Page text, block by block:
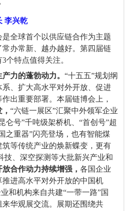
李兴乾
全球首个以供应链合作为主题
办常新、越办越好。第四届链
3个特点值得关注。
力的蓬勃动力。 “十五五”规划纲
、扩大高水平对外开放、促进
出重要部署。本届链博会上，
“六链一展区”汇聚中外领军企业
仑号”千吨级架桥机、 “首创号”超
之重器”闪亮登场，也有智能煤
等传统产业的焕新蝶变，更有
技、深空探测等大批新兴产业和
放合作动力持续增强， 各国企业
进高水平对外开放的中国机
和机构来自共建“一带一路”国
华观展交流。展期还围绕共